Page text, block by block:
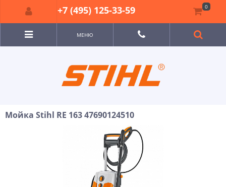
МЕНЮ
Мойка Stihl RE 163 47690124510
+7 (495) 125-33-59 0